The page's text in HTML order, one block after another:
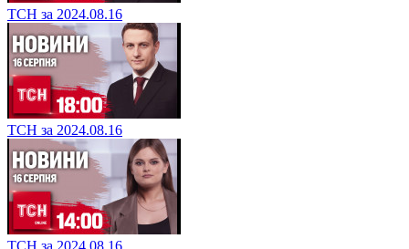
ТСН за 2024.08.16
ТСН за 2024.08.16
ТСН за 2024.08.16